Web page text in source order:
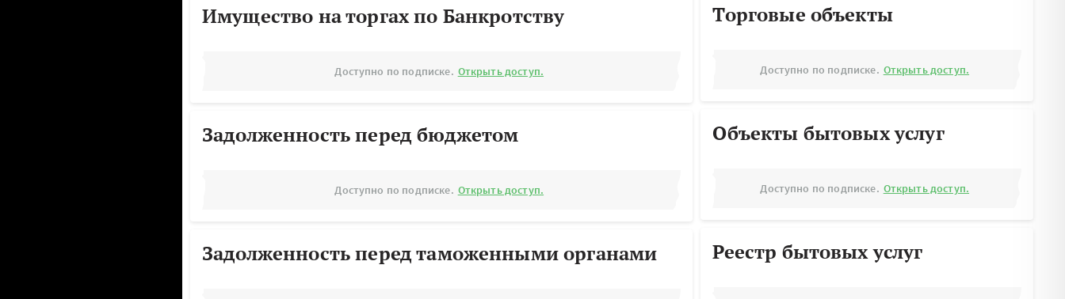
Имущество на торгах по Банкротству
Доступно по подписке. Открыть доступ.
Задолженность перед бюджетом
Доступно по подписке. Открыть доступ.
Задолженность перед таможенными органами
Торговые объекты
Доступно по подписке. Открыть доступ.
Объекты бытовых услуг
Доступно по подписке. Открыть доступ.
Реестр бытовых услуг